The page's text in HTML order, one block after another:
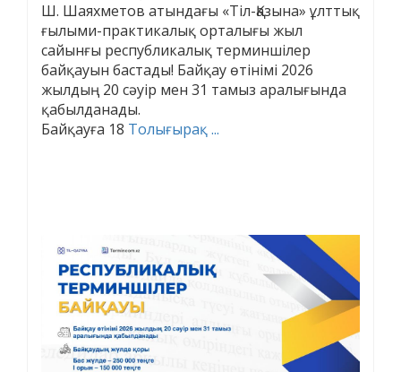
Ш. Шаяхметов атындағы «Тіл-Қазына» ұлттық
ғылыми-практикалық орталығы жыл
сайынғы республикалық терминшілер
байқауын бастады! Байқау өтінімі 2026
жылдың 20 сәуір мен 31 тамыз аралығында
қабылданады.
Байқауға 18 Толығырақ ...